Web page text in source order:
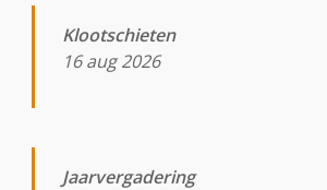
Klootschieten
16 aug 2026
Jaarvergadering